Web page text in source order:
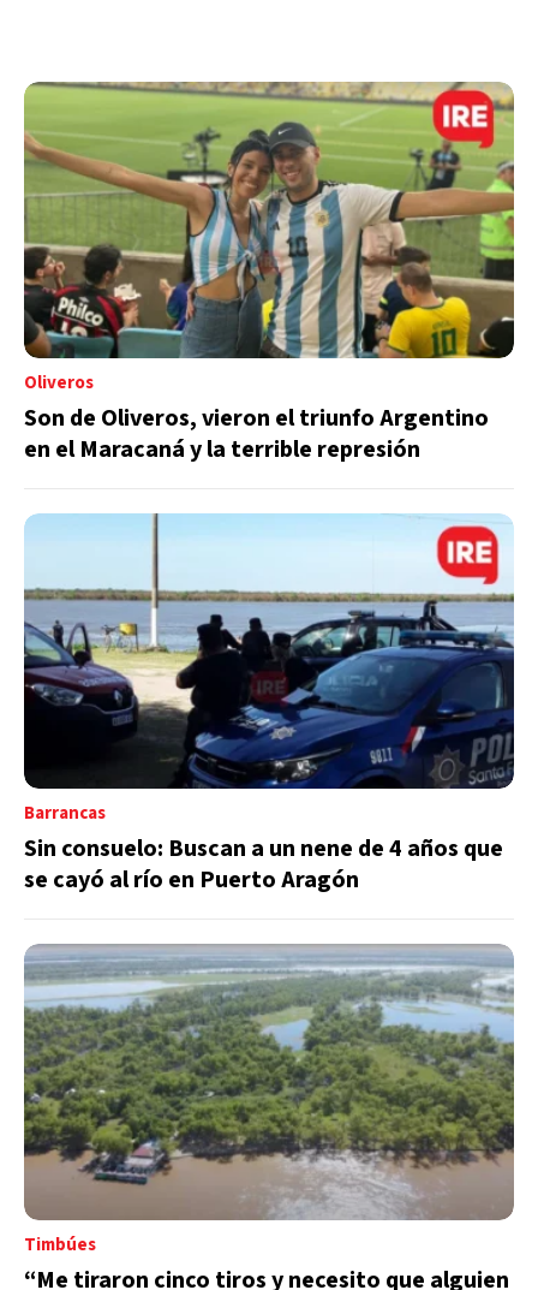
Oliveros
Son de Oliveros, vieron el triunfo Argentino
en el Maracaná y la terrible represión
Barrancas
Sin consuelo: Buscan a un nene de 4 años que
se cayó al río en Puerto Aragón
Timbúes
“Me tiraron cinco tiros y necesito que alguien